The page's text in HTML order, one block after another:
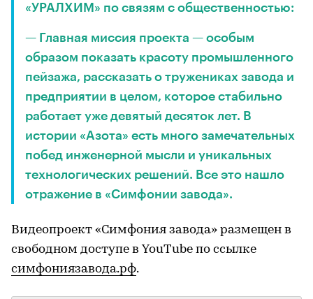
«УРАЛХИМ» по связям с общественностью:
— Главная миссия проекта — особым
образом показать красоту промышленного
пейзажа, рассказать о тружениках завода и
предприятии в целом, которое стабильно
работает уже девятый десяток лет. В
истории «Азота» есть много замечательных
побед инженерной мысли и уникальных
технологических решений. Все это нашло
отражение в «Симфонии завода».
Видеопроект «Симфония завода» размещен в
свободном доступе в YouTube по ссылке
симфониязавода.рф.